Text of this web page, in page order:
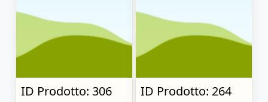
ID Prodotto: 306
ID Prodotto: 264